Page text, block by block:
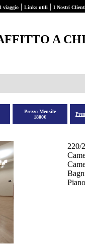
viaggio | Links utili | I Nostri
A
Prezzo Mensile
1800€
220/